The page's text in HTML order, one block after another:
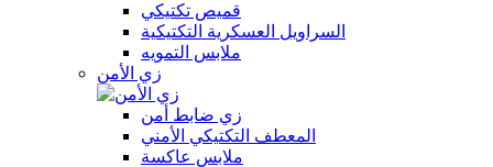
قميص تكتيكي
السراويل العسكرية التكتيكية
ملابس التمويه
زي الأمن
زي ضابط أمن
المعطف التكتيكي الأمني
ملابس عاكسة